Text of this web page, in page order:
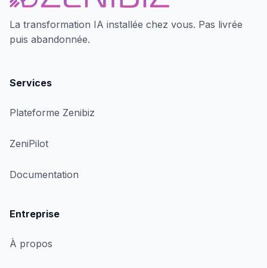
La transformation IA installée chez vous. Pas livrée
puis abandonnée.
Services
Plateforme Zenibiz
ZeniPilot
Documentation
Entreprise
À propos